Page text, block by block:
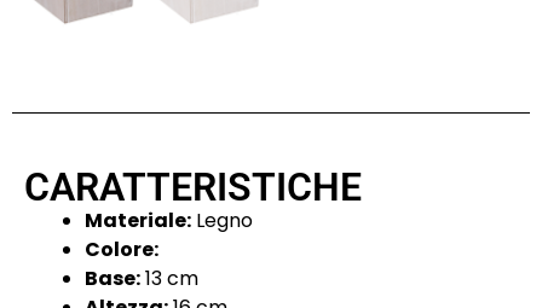
CARATTERISTICHE
Materiale: Legno
Colore:
Base:13 cm